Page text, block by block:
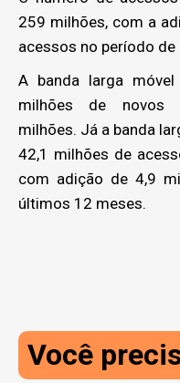
259 milhões, com a
acessos no período de
A banda larga
milhões de novos
milhões. Já a banda
42,1 milhões de
com adição de 4,9
últimos 12 meses.
Você